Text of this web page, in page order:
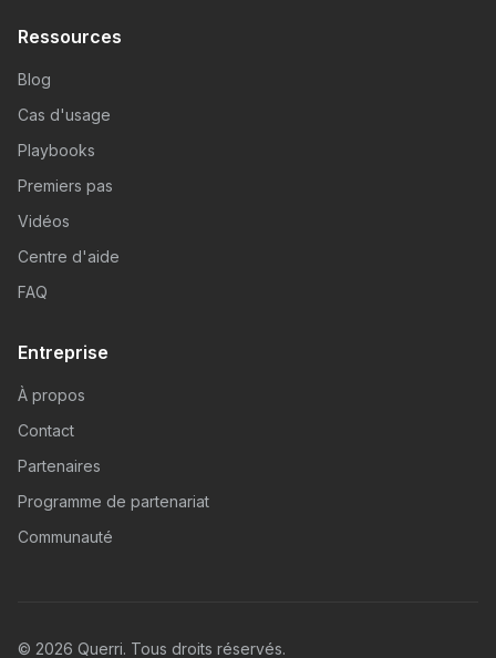
Ressources
Blog
Cas d'usage
Playbooks
Premiers pas
Vidéos
Centre d'aide
FAQ
Entreprise
À propos
Contact
Partenaires
Programme de partenariat
Communauté
© 2026 Querri. Tous droits réservés.